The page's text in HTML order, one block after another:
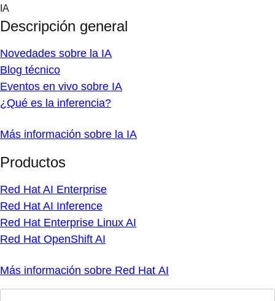
Skip
content
IA
Descripción general
Novedades sobre la IA
Blog técnico
Eventos en vivo sobre IA
¿Qué es la inferencia?
Más información sobre la IA
Productos
Red Hat AI Enterprise
Red Hat AI Inference
Red Hat Enterprise Linux AI
Red Hat OpenShift AI
Más información sobre Red Hat AI